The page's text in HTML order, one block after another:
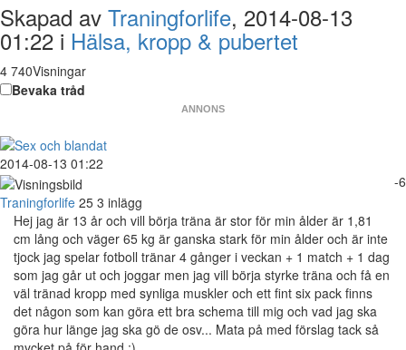
Skapad av Traningforlife, 2014-08-13
01:22 i Hälsa, kropp & pubertet
4 740Visningar
Bevaka tråd
ANNONS
2014-08-13 01:22
-6
Traningforlife 25 3 inlägg
Hej jag är 13 år och vill börja träna är stor för min ålder är 1,81
cm lång och väger 65 kg är ganska stark för min ålder och är inte
tjock jag spelar fotboll tränar 4 gånger i veckan + 1 match + 1 dag
som jag går ut och joggar men jag vill börja styrke träna och få en
väl tränad kropp med synliga muskler och ett fint six pack finns
det någon som kan göra ett bra schema till mig och vad jag ska
göra hur länge jag ska gö de osv... Mata på med förslag tack så